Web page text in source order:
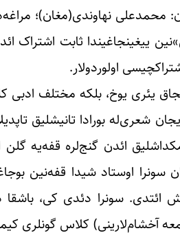
محمدعلی نهاوندی(مغان)؛
ثابت اشتراک ائدن
اولوردولار.
یئری یوخ، بلکه مختلف
شعری‌له بورادا تانیشلیق
ائدن گنج‌لره قفه‌یه
سونرا اوستاد شیدا قفه‌نین
ائتدی. سونرا دئدی کی،
آخشام‌لارینی) کلاس گونلری